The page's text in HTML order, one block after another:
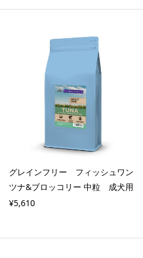
グレインフリー フィッシュワン
ツナ&ブロッコリー 中粒 成犬用
¥5,610